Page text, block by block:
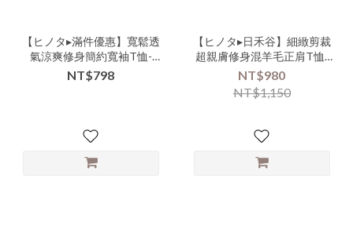
【ヒノタ▸滿件優惠】寬鬆透
氣涼爽修身簡約寬袖T恤-
xxx-000108▶
NT$798
【ヒノタ▸日禾谷】細緻剪裁
超親膚修身混羊毛正肩T恤-
nnn-000106▶【白色款式易
沾染恕無七日鑑賞服務】
NT$980
NT$1,150